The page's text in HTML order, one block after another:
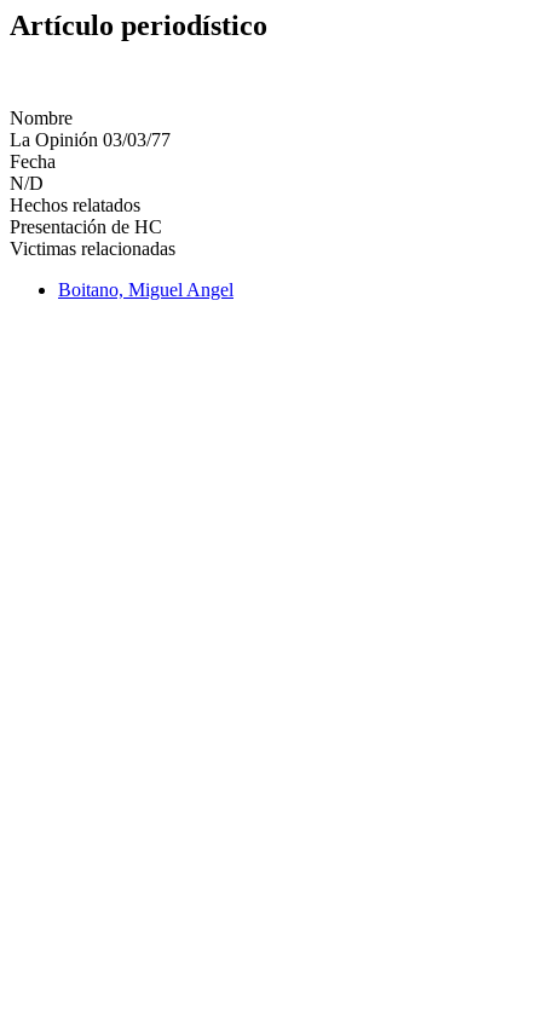
Artículo periodístico
Nombre
La Opinión 03/03/77
Fecha
N/D
Hechos relatados
Presentación de HC
Victimas relacionadas
Boitano, Miguel Angel